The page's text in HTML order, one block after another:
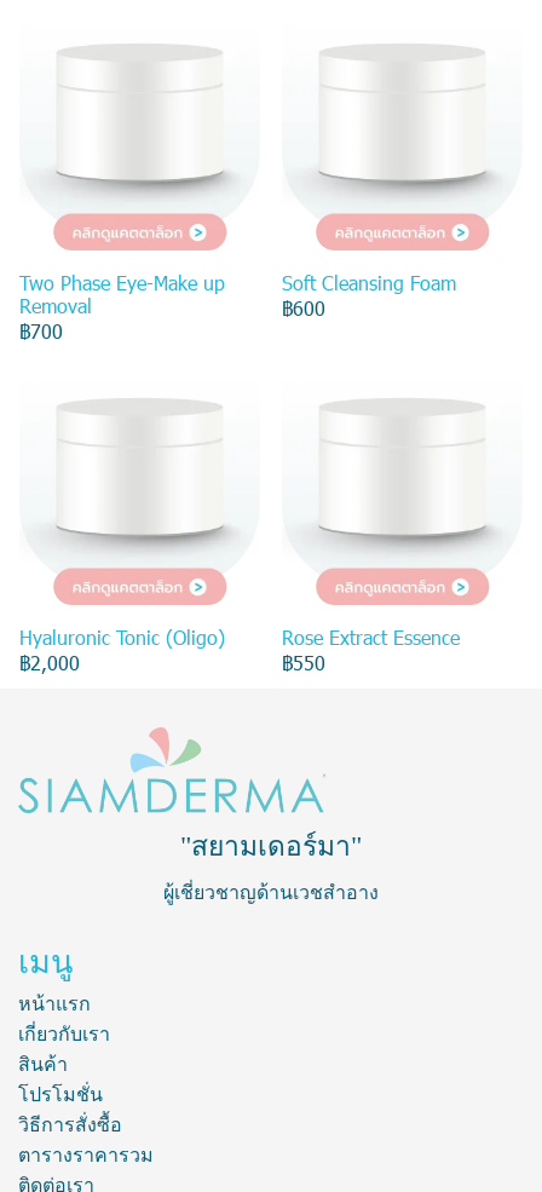
Two Phase Eye-Make up
Removal
฿700
Soft Cleansing Foam
฿600
Hyaluronic Tonic (Oligo)
฿2,000
Rose Extract Essence
฿550
"สยามเดอร์มา"
ผู้เชี่ยวชาญด้านเวชสำอาง
เมนู
หน้าแรก
เกี่ยวกับเรา
สินค้า
โปรโมชั่น
วิธีการสั่งซื้อ
ตารางราคารวม
ติดต่อเรา